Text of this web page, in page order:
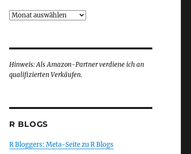
Archiv
Hinweis: Als Amazon-Partner verdiene ich an
qualifizierten Verkäufen.
R BLOGS
R Bloggers: Meta-Seite zu R Blogs